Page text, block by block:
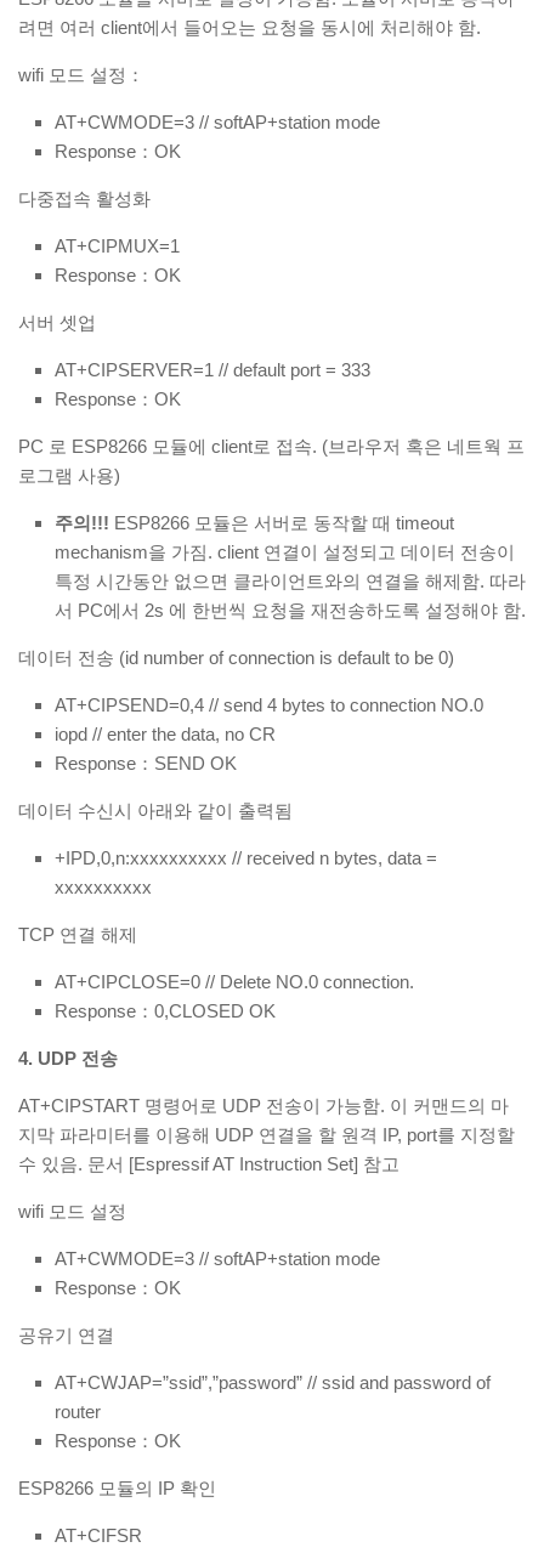
려면 여러 client에서 들어오는 요청을 동시에 처리해야 함.
wifi 모드 설정：
AT+CWMODE=3 // softAP+station mode
Response：OK
다중접속 활성화
AT+CIPMUX=1
Response：OK
서버 셋업
AT+CIPSERVER=1 // default port = 333
Response：OK
PC 로 ESP8266 모듈에 client로 접속. (브라우저 혹은 네트웍 프
로그램 사용)
주의!!! ESP8266 모듈은 서버로 동작할 때 timeout
mechanism을 가짐. client 연결이 설정되고 데이터 전송이
특정 시간동안 없으면 클라이언트와의 연결을 해제함. 따라
서 PC에서 2s 에 한번씩 요청을 재전송하도록 설정해야 함.
데이터 전송 (id number of connection is default to be 0)
AT+CIPSEND=0,4 // send 4 bytes to connection NO.0
iopd // enter the data, no CR
Response：SEND OK
데이터 수신시 아래와 같이 출력됨
+IPD,0,n:xxxxxxxxxx // received n bytes, data =
xxxxxxxxxx
TCP 연결 해제
AT+CIPCLOSE=0 // Delete NO.0 connection.
Response：0,CLOSED OK
4. UDP 전송
AT+CIPSTART 명령어로 UDP 전송이 가능함. 이 커맨드의 마
지막 파라미터를 이용해 UDP 연결을 할 원격 IP, port를 지정할
수 있음. 문서 [Espressif AT Instruction Set] 참고
wifi 모드 설정
AT+CWMODE=3 // softAP+station mode
Response：OK
공유기 연결
AT+CWJAP=”ssid”,”password” // ssid and password of
router
Response：OK
ESP8266 모듈의 IP 확인
AT+CIFSR